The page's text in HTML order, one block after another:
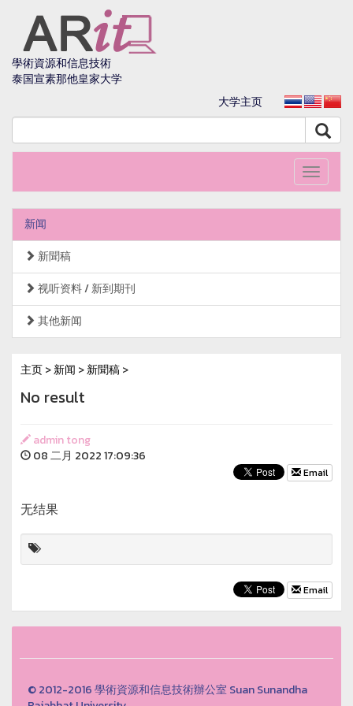
學術資源和信息技術
泰国宣素那他皇家大学
大学主页
Toggle
新闻
新聞稿
视听资料 / 新到期刊
其他新闻
主页>新闻 >新聞稿>
No result
admin tong
08 二月 2022 17:09:36
Email
无结果
Email
© 2012-2016 學術資源和信息技術辦公室 Suan Sunandha